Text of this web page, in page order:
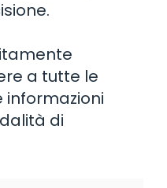
a tutte le
di